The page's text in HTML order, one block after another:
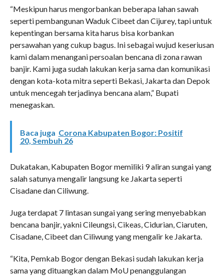
“Meskipun harus mengorbankan beberapa lahan sawah
seperti pembangunan Waduk Cibeet dan Cijurey, tapi untuk
kepentingan bersama kita harus bisa korbankan
persawahan yang cukup bagus. Ini sebagai wujud keseriusan
kami dalam menangani persoalan bencana di zona rawan
banjir. Kami juga sudah lakukan kerja sama dan komunikasi
dengan kota-kota mitra seperti Bekasi, Jakarta dan Depok
untuk mencegah terjadinya bencana alam,” Bupati
menegaskan.
Baca juga Corona Kabupaten Bogor: Positif
20, Sembuh 26
Dukatakan, Kabupaten Bogor memiliki 9 aliran sungai yang
salah satunya mengalir langsung ke Jakarta seperti
Cisadane dan Ciliwung.
Juga terdapat 7 lintasan sungai yang sering menyebabkan
bencana banjir, yakni Cileungsi, Cikeas, Cidurian, Ciaruten,
Cisadane, Cibeet dan Ciliwung yang mengalir ke Jakarta.
“Kita, Pemkab Bogor dengan Bekasi sudah lakukan kerja
sama yang dituangkan dalam MoU penanggulangan